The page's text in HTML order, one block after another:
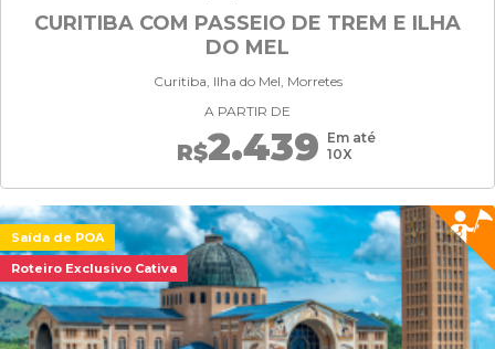
CURITIBA COM PASSEIO DE TREM E ILHA
DO MEL
Curitiba, Ilha do Mel, Morretes
A PARTIR DE
R$2.439 Em até
10X
Saída de POA
Roteiro Exclusivo Cativa